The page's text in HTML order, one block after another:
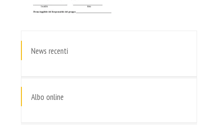
News recenti
Albo online